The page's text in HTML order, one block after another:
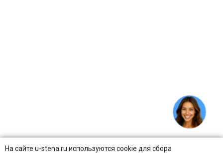
На сайте u-stena.ru используются cookie для сбора